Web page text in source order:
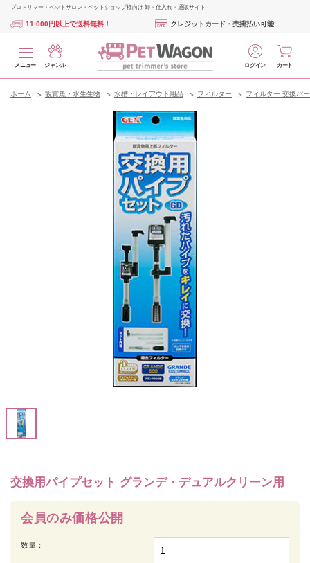
プロトリマー・ペットサロン・ペットショップ様向け 卸・仕入れ・通販サイト
11,000円以上で送料無料！ クレジットカード・売掛払い可能
メニュー ジャンル ログイン カート
ホーム 観賞魚・水生生物 水槽・レイアウト用品 フィルター フィルター 交換パ
交換用パイプセット グランデ・デュアルクリーン用
会員のみ価格公開
数量：